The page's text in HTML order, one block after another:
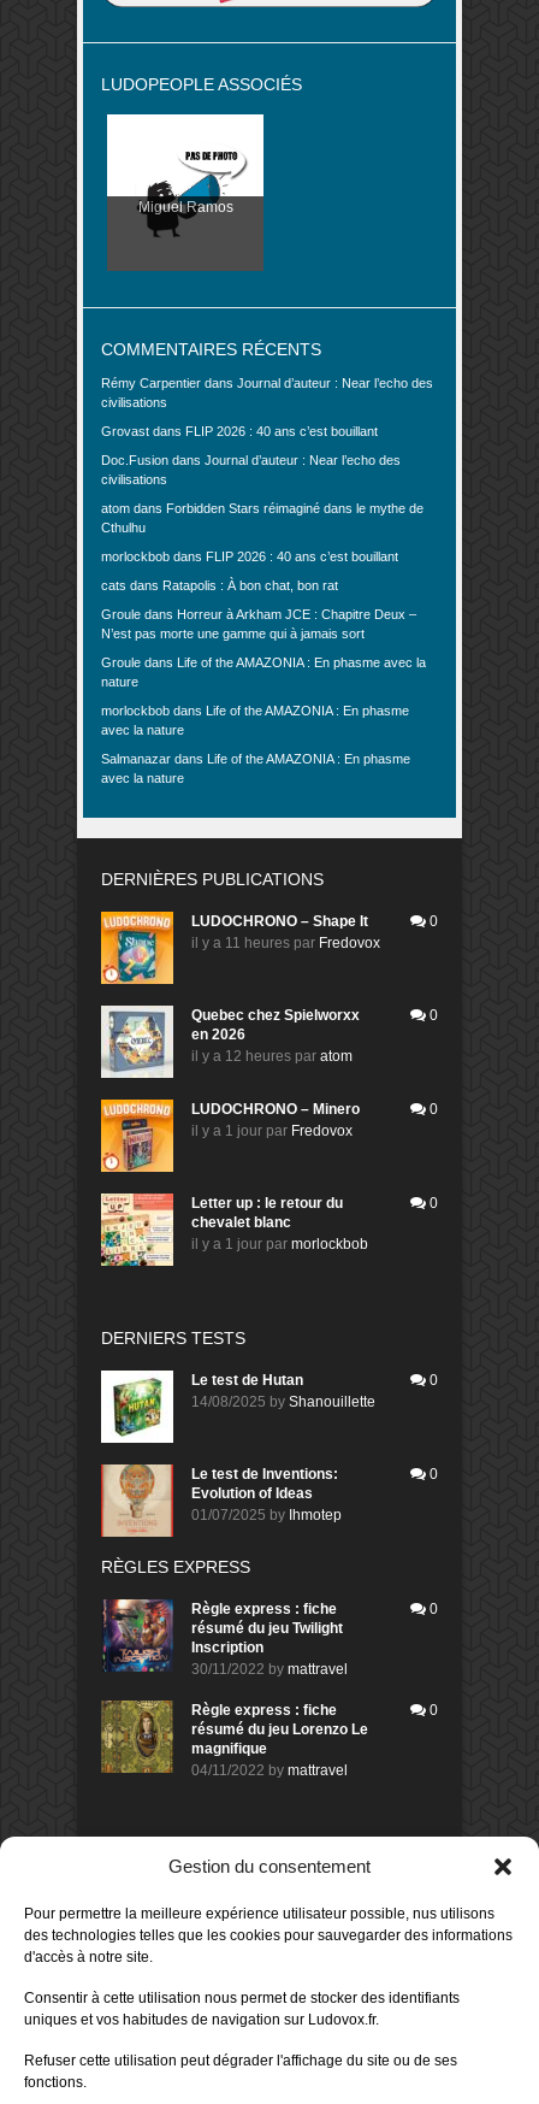
Gestion du consentement
Pour permettre la meilleure expérience utilisateur possible, nus utilisons
des technologies telles que les cookies pour sauvegarder des informations
d'accès à notre site.
Consentir à cette utilisation nous permet de stocker des identifiants
uniques et vos habitudes de navigation sur Ludovox.fr.
Refuser cette utilisation peut dégrader l'affichage du site ou de ses
fonctions.
LUDOPEOPLE ASSOCIÉS
Miguel Ramos
COMMENTAIRES RÉCENTS
Rémy Carpentier dans Journal d’auteur : Near l’echo des
civilisations
Grovast dans FLIP 2026 : 40 ans c’est bouillant
Doc.Fusion dans Journal d’auteur : Near l’echo des
civilisations
atom dans Forbidden Stars réimaginé dans le mythe de
Cthulhu
morlockbob dans FLIP 2026 : 40 ans c’est bouillant
cats dans Ratapolis : À bon chat, bon rat
Groule dans Horreur à Arkham JCE : Chapitre Deux –
N’est pas morte une gamme qui à jamais sort
Groule dans Life of the AMAZONIA : En phasme avec la
nature
morlockbob dans Life of the AMAZONIA : En phasme
avec la nature
Salmanazar dans Life of the AMAZONIA : En phasme
avec la nature
DERNIÈRES PUBLICATIONS
LUDOCHRONO – Shape It
il y a 11 heures par Fredovox
0
Quebec chez Spielworxx
en 2026
il y a 12 heures par atom
0
LUDOCHRONO – Minero
il y a 1 jour par Fredovox
0
Letter up : le retour du
chevalet blanc
il y a 1 jour par morlockbob
0
DERNIERS TESTS
Le test de Hutan
14/08/2025 by Shanouillette
0
Le test de Inventions:
Evolution of Ideas
01/07/2025 by Ihmotep
0
RÈGLES EXPRESS
Règle express : fiche
résumé du jeu Twilight
Inscription
30/11/2022 by mattravel
0
Règle express : fiche
résumé du jeu Lorenzo Le
magnifique
04/11/2022 by mattravel
0
Sur le jeu Detective Box - Ciao
Bella
Avis demorlockbob
Sur le jeu Detective Box - Ciao
Publié leil y a 1 jour
80%